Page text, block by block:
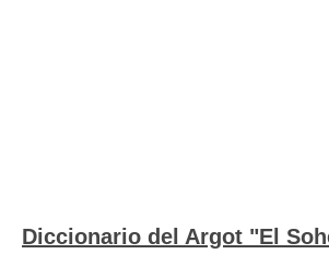
Diccionario del Argot "El